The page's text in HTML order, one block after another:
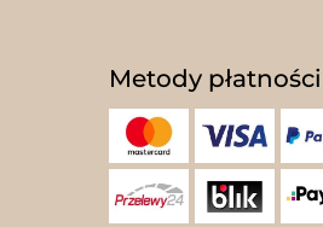
Metody płatności